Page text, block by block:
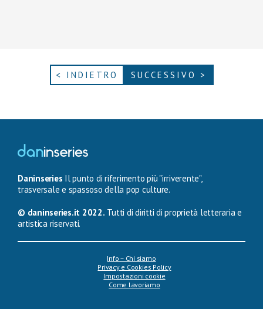
< INDIETRO SUCCESSIVO >
Daninseries Il punto di riferimento più "irriverente",
trasversale e spassoso della pop culture.
© daninseries.it 2022. Tutti di diritti di proprietà letteraria e
artistica riservati.
Info – Chi siamo
Privacy e Cookies Policy
Impostazioni cookie
Come lavoriamo